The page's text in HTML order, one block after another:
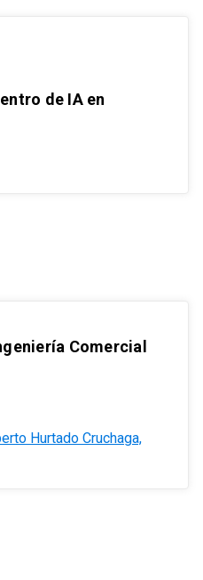
de IA en
Comercial
Hurtado Cruchaga,